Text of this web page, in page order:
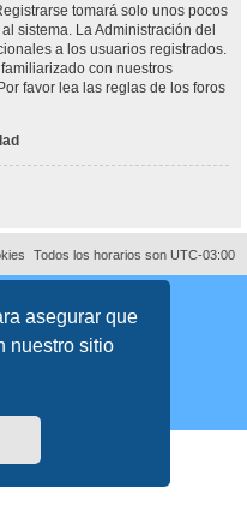
asegurar que
nuestro sitio
tomará solo unos pocos
sistema. La Administración del
a los usuarios registrados.
con nuestros
favor lea las reglas de los foros
Todos los horarios son UTC-03:00
Argentinos